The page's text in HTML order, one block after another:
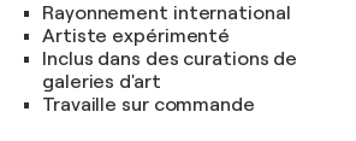
Rayonnement international
Artiste expérimenté
Inclus dans des curations de
galeries d'art
Travaille sur commande